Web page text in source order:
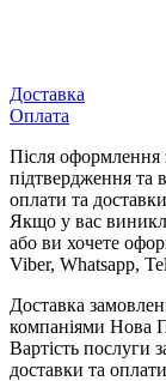
Доставка
Оплата
Після
підтвердження та
оплати та
Якщо у вас
або ви хочете
Viber, Whatsapp,
Доставка
компаніями Нова
Вартість послуги
доставки та